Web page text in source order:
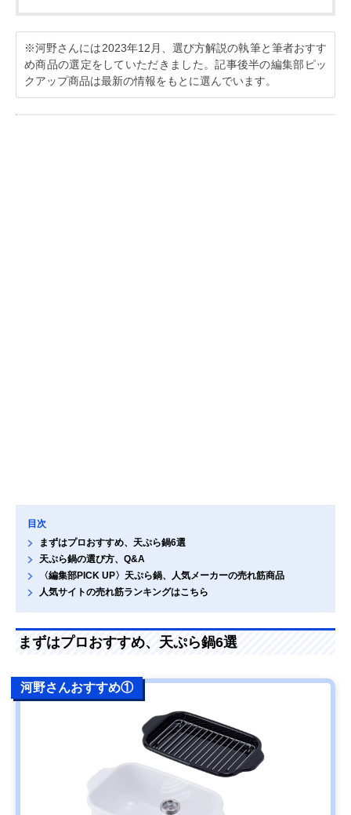
※河野さんには2023年12月、選び方解説の執筆と筆者おすす
め商品の選定をしていただきました。記事後半の編集部ピッ
クアップ商品は最新の情報をもとに選んでいます。
目次
まずはプロおすすめ、天ぷら鍋6選
天ぷら鍋の選び方、Q&A
〈編集部PICK UP〉天ぷら鍋、人気メーカーの売れ筋商品
人気サイトの売れ筋ランキングはこちら
まずはプロおすすめ、天ぷら鍋6選
河野さんおすすめ①